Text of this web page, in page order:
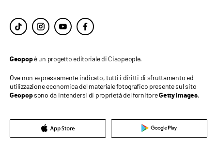
Geopopè un progetto editoriale di Ciaopeople.
Ove non espressamente indicato, tutti i diritti di sfruttamento ed
utilizzazione economica del materiale fotografico presente sul sito
Geopopsono da intendersi di proprietà del fornitoreGetty Images.